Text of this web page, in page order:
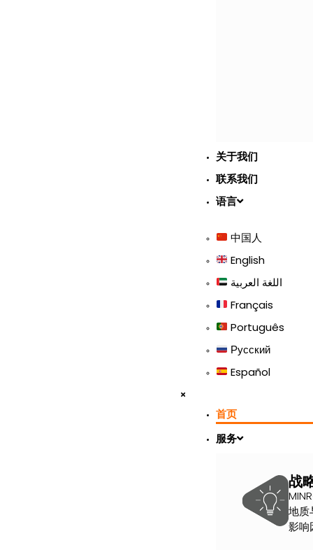
关于我们
联系我们
语言
中国人
English
اللغة العربية
Français
Português
Русский
Español
首页
服务
战
地质
影响